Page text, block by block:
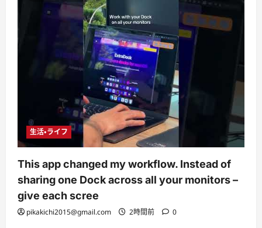
生活・ライフ
This app changed my workflow. Instead of
sharing one Dock across all your monitors –
give each scree
pikakichi2015@gmail.com 2時間前 0